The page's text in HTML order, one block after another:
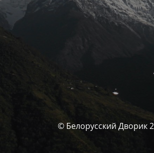
© Белорусский Дворик